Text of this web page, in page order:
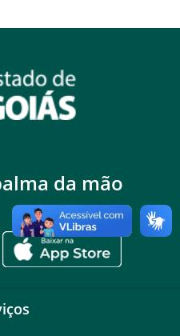
da mão